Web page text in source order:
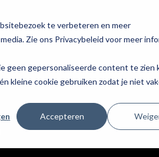
te verbeteren en meer
Zie ons Privacybeleid voor meer
geen gepersonaliseerde content te zien
kleine cookie gebruiken zodat je niet
Accepteren